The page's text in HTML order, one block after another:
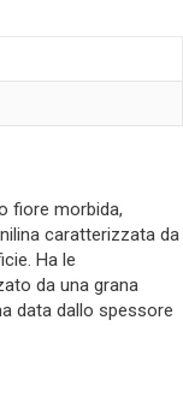
fiore morbida,
caratterizzata da
Ha le
da una grana
data dallo spessore